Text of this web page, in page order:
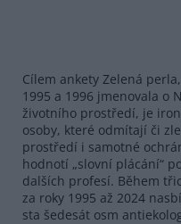
Cílem ankety Zelená
1995 a 1996 jmenovala o
životního prostředí, je
osoby, které odmítají či
prostředí i samotné
hodnotí „slovní plácání“
dalších profesí. Během
za roky 1995 až 2024
sta šedesát osm